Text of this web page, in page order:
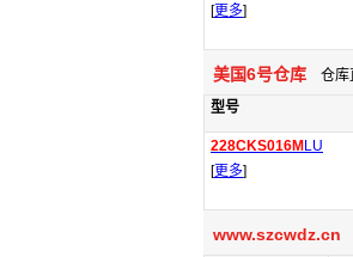
[更多]
美国6号仓库 仓库
型号
228CKS016M LU
[更多]
www.szcwdz.cn